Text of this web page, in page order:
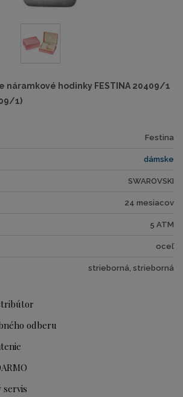
náramkové hodinky FESTINA 20409/1
1)
Festina
dámske
SWAROVSKI
24 mesiacov
5 ATM
oceľ
strieborná, strieborná
odberu
servis